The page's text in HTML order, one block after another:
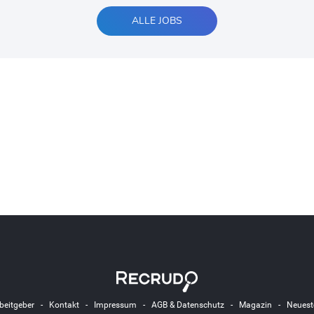
ALLE JOBS
- Kontakt- Impressum - AGB & Datenschutz- Magazin -